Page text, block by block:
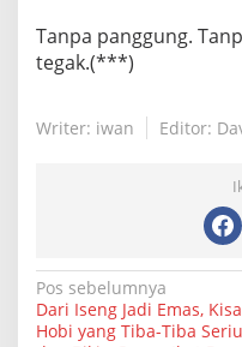
Tanpa panggung.
tegak.(***)
Writer: iwan Editor:
N
a
Pos sebelumnya
Dari Iseng Jadi Emas,
Hobi yang Tiba-Tiba